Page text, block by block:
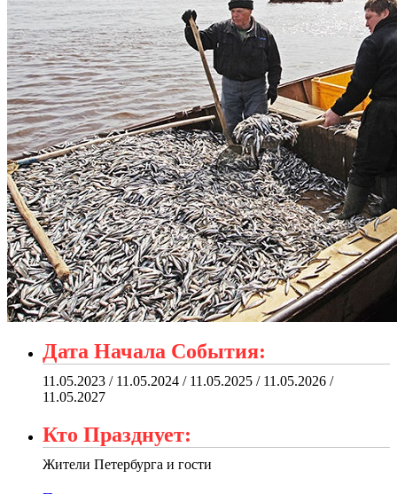
Дата Начала События:
11.05.2023 / 11.05.2024 / 11.05.2025 / 11.05.2026 /
11.05.2027
Кто Празднует:
Жители Петербурга и гости